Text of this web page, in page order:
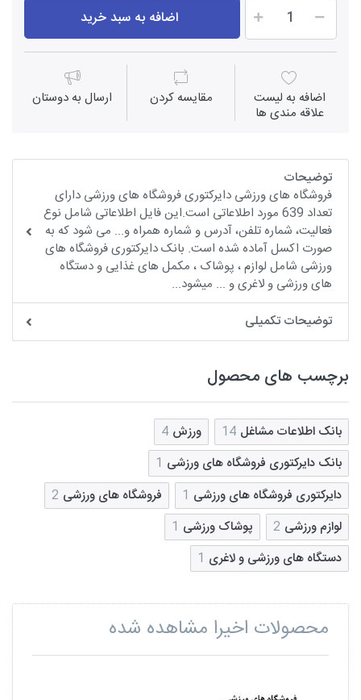
اضافه به سبد خرید
اضافه به لیست
علاقه مندی ها
مقايسه كردن ارسال به دوستان
توضیحات
فروشگاه های ورزشی دایرکتوری فروشگاه های ورزشی دارای
تعداد 639 مورد اطلاعاتی است.این فایل اطلاعاتی شامل نوع
فعالیت، شماره تلفن، آدرس و شماره همراه و... می شود که به
صورت اکسل آماده شده است. بانک دایرکتوری فروشگاه های
ورزشی شامل لوازم ، پوشاک ، مکمل های غذایی و دستگاه
های ورزشی و لاغری و ... میشود...
توضیحات تکمیلی
برچسب های محصول
بانک اطلاعات مشاغل 14 ورزش 4
بانک دایرکتوری فروشگاه های ورزشی 1
دایرکتوری فروشگاه های ورزشی 1 فروشگاه های ورزشی 2
لوازم ورزشی 2 پوشاک ورزشی 1
دستگاه های ورزشی و لاغری 1
محصولات اخیرا مشاهده شده